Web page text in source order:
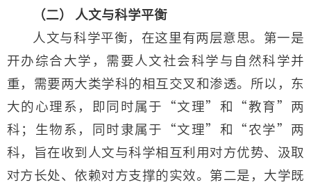
（二） 人文与科学平衡
人文与科学平衡，在这里有两层意思。第一是
开办综合大学，需要人文社会科学与自然科学并
重，需要两大类学科的相互交叉和渗透。所以，东
大的心理系，即同时属于“文理”和“教育”两
科；生物系，同时隶属于“文理”和“农学”两
科，旨在收到人文与科学相互利用对方优势、汲取
对方长处、依赖对方支撑的实效。第二是，大学既